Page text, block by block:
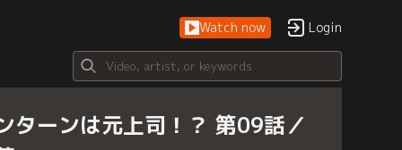
Watch now Login
ターンは元上司！？ 第09話／